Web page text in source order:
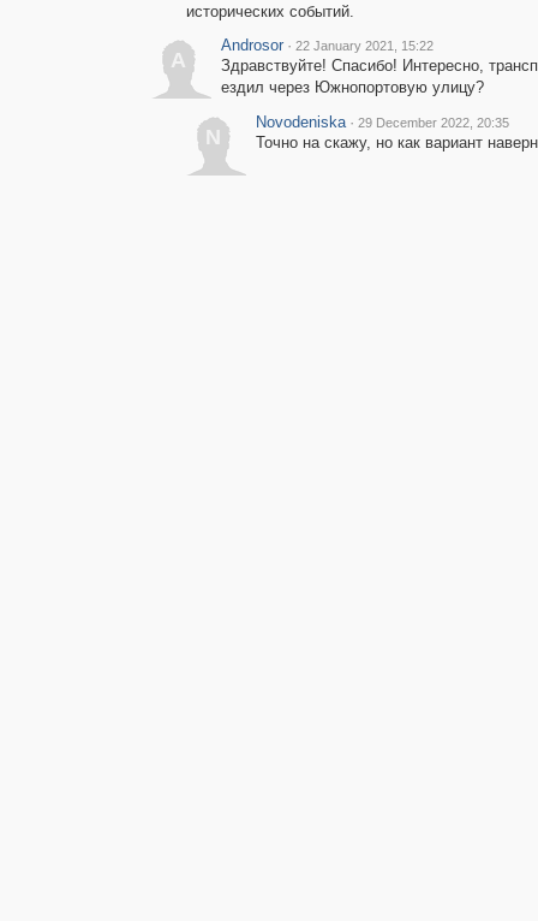
исторических событий.
A
Androsor · 22 January 2021, 15:22
Здравствуйте! Спасибо! Интересно,
ездил через Южнопортовую улицу?
N
Novodeniska · 29 December 2022, 20:35
Точно на скажу, но как вариант